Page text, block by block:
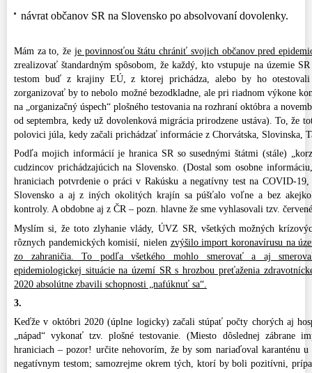
návrat občanov SR na Slovensko po absolvovaní dovolenky.
Mám za to, že je povinnosťou štátu chrániť svojich občanov pred
zrealizovať štandardným spôsobom, že každý, kto vstupuje na územie
testom buď z krajiny EÚ, z ktorej prichádza, alebo by ho
zorganizovať by to nebolo možné bezodkladne, ale pri riadnom výkone
na „organizačný úspech“ plošného testovania na rozhraní októbra a
od septembra, kedy už dovolenková migrácia prirodzene ustáva). To, že
polovici júla, kedy začali prichádzať informácie z Chorvátska, Slovinska,
Podľa mojich informácií je hranica SR so susednými štátmi (stále)
cudzincov prichádzajúcich na Slovensko. (Dostal som osobne
hraniciach potvrdenie o práci v Rakúsku a negatívny test na COVID-
Slovensko a aj z iných okolitých krajín sa púšťalo voľne a bez
kontroly. A obdobne aj z ČR – pozn. hlavne že sme vyhlasovali tzv.
Myslím si, že toto zlyhanie vlády, ÚVZ SR, všetkých možných
rôznych pandemických komisií, nielen zvýšilo import koronavírusu na
zo zahraničia. To podľa všetkého mohlo smerovať a aj
epidemiologickej situácie na území SR s hrozbou preťaženia
2020 absolútne zbavili schopnosti „nafúknuť sa“.
3.
Keďže v októbri 2020 (úplne logicky) začali stúpať počty chorých aj
„nápad“ vykonať tzv. plošné testovanie. (Miesto dôslednej zábrane
hraniciach – pozor! určite nehovorím, že by som nariaďoval karanténu
negatívnym testom; samozrejme okrem tých, ktorí by boli pozitívni,